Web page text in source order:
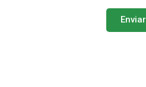
Enviar